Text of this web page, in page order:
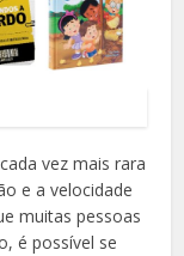
vez mais rara
e a velocidade
muitas pessoas
é possível se